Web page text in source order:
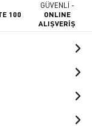
100
GÜVENLİ -
ONLINE
ALIŞVERİŞ